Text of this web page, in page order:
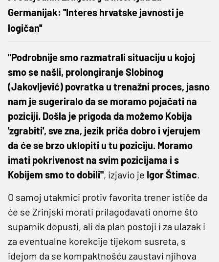
Germanijak: ''Interes hrvatske javnosti je
logičan''
"Podrobnije smo razmatrali situaciju u kojoj
smo se našli, prolongiranje Slobinog
(Jakovljević) povratka u trenažni proces, jasno
nam je sugeriralo da se moramo pojačati na
poziciji. Došla je prigoda da možemo Kobija
'zgrabiti', sve zna, jezik priča dobro i vjerujem
da će se brzo uklopiti u tu poziciju. Moramo
imati pokrivenost na svim pozicijama i s
Kobijem smo to dobili", izjavio je Igor Štimac.
O samoj utakmici protiv favorita trener ističe da
će se Zrinjski morati prilagođavati onome što
suparnik dopusti, ali da plan postoji i za ulazak i
za eventualne korekcije tijekom susreta, s
idejom da se kompaktnošću zaustavi njihova